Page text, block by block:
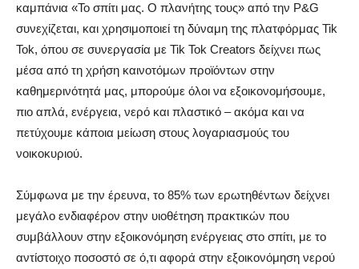
καμπάνια «Το σπίτι μας. Ο πλανήτης τους» από την P&G
συνεχίζεται, και χρησιμοποιεί τη δύναμη της πλατφόρμας Tik
Tok, όπου σε συνεργασία με Tik Tok Creators δείχνει πως
μέσα από τη χρήση καινοτόμων προϊόντων στην
καθημερινότητά μας, μπορούμε όλοι να εξοικονομήσουμε,
πιο απλά, ενέργεια, νερό και πλαστικό – ακόμα και να
πετύχουμε κάποια μείωση στους λογαριασμούς του
νοικοκυριού.
Σύμφωνα με την έρευνα, τo 85% των ερωτηθέντων δείχνει
μεγάλο ενδιαφέρον στην υιοθέτηση πρακτικών που
συμβάλλουν στην εξοικονόμηση ενέργειας στο σπίτι, με το
αντίστοιχο ποσοστό σε ό,τι αφορά στην εξοικονόμηση νερού